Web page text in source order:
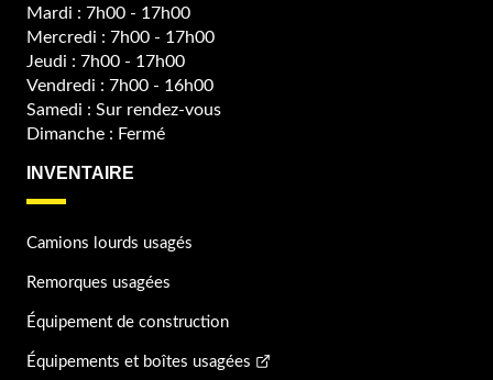
Mardi : 7h00 - 17h00
Mercredi : 7h00 - 17h00
Jeudi : 7h00 - 17h00
Vendredi : 7h00 - 16h00
Samedi : Sur rendez-vous
Dimanche : Fermé
INVENTAIRE
Camions lourds usagés
Remorques usagées
Équipement de construction
Équipements et boîtes usagées